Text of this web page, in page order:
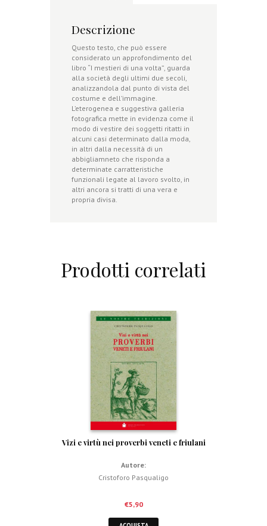
Descrizione
Questo testo, che può essere
considerato un approfondimento del
libro “I mestieri di una volta”, guarda
alla società degli ultimi due secoli,
analizzandola dal punto di vista del
costume e dell’immagine.
L’eterogenea e suggestiva galleria
fotografica mette in evidenza come il
modo di vestire dei soggetti ritatti in
alcuni casi determinato dalla moda,
in altri dalla necessità di un
abbigliamneto che risponda a
determinate carratteristiche
funzionali legate al lavoro svolto, in
altri ancora si tratti di una vera e
propria divisa.
Prodotti correlati
Vizi e virtù nei proverbi veneti e friulani
Autore:
Cristoforo Pasqualigo
€5,90